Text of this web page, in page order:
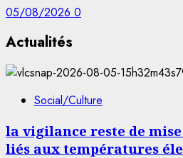
05/08/2026 0
Actualités
Social/Culture
la vigilance reste de
liés aux températures